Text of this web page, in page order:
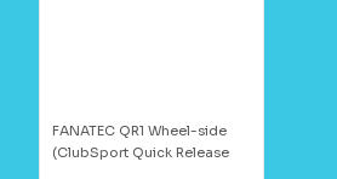
FANATEC QR1 Wheel-side
(ClubSport Quick Release